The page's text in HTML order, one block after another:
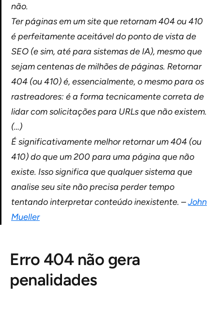
não.
Ter páginas em um site que retornam 404 ou 410
é perfeitamente aceitável do ponto de vista de
SEO (e sim, até para sistemas de IA), mesmo que
sejam centenas de milhões de páginas. Retornar
404 (ou 410) é, essencialmente, o mesmo para os
rastreadores: é a forma tecnicamente correta de
lidar com solicitações para URLs que não existem.
(…)
É significativamente melhor retornar um 404 (ou
410) do que um 200 para uma página que não
existe. Isso significa que qualquer sistema que
analise seu site não precisa perder tempo
tentando interpretar conteúdo inexistente. –John
Mueller
Erro 404 não gera
penalidades